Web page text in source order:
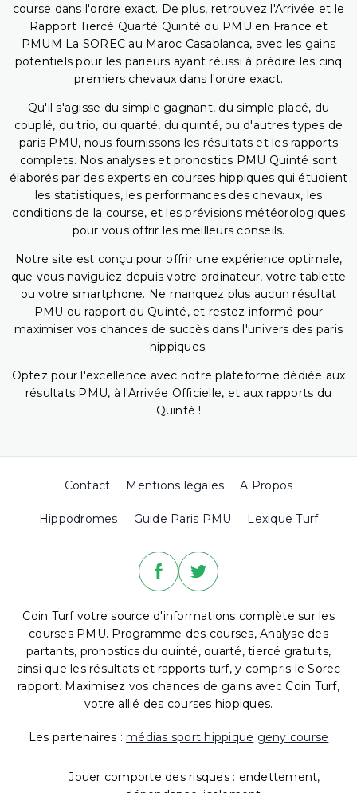
course dans l'ordre exact. De plus, retrouvez l'Arrivée et le
Rapport Tiercé Quarté Quinté du PMU en France et
PMUM La SOREC au Maroc Casablanca, avec les gains
potentiels pour les parieurs ayant réussi à prédire les cinq
premiers chevaux dans l'ordre exact.
Qu'il s'agisse du simple gagnant, du simple placé, du
couplé, du trio, du quarté, du quinté, ou d'autres types de
paris PMU, nous fournissons les résultats et les rapports
complets. Nos analyses et pronostics PMU Quinté sont
élaborés par des experts en courses hippiques qui étudient
les statistiques, les performances des chevaux, les
conditions de la course, et les prévisions météorologiques
pour vous offrir les meilleurs conseils.
Notre site est conçu pour offrir une expérience optimale,
que vous naviguiez depuis votre ordinateur, votre tablette
ou votre smartphone. Ne manquez plus aucun résultat
PMU ou rapport du Quinté, et restez informé pour
maximiser vos chances de succès dans l'univers des paris
hippiques.
Optez pour l'excellence avec notre plateforme dédiée aux
résultats PMU, à l'Arrivée Officielle, et aux rapports du
Quinté !
Contact Mentions légales A Propos
Hippodromes Guide Paris PMU Lexique Turf
Coin Turf votre source d'informations complète sur les
courses PMU. Programme des courses, Analyse des
partants, pronostics du quinté, quarté, tiercé gratuits,
ainsi que les résultats et rapports turf, y compris le Sorec
rapport. Maximisez vos chances de gains avec Coin Turf,
votre allié des courses hippiques.
Les partenaires : médias sport hippique geny course
Jouer comporte des risques : endettement,